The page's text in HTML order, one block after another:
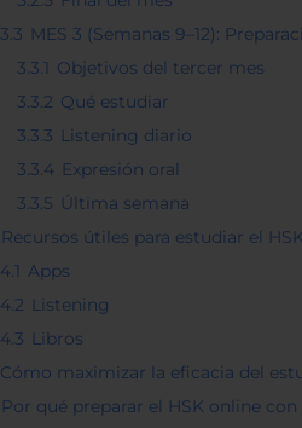
3.3 MES 3 (Semanas 9–12):
3.3.1 Objetivos del tercer mes
3.3.2 Qué estudiar
3.3.3 Listening diario
3.3.4 Expresión oral
3.3.5 Última semana
Recursos útiles para estudiar el
4.1 Apps
4.2 Listening
4.3 Libros
Cómo maximizar la eficacia del
Por qué preparar el HSK online